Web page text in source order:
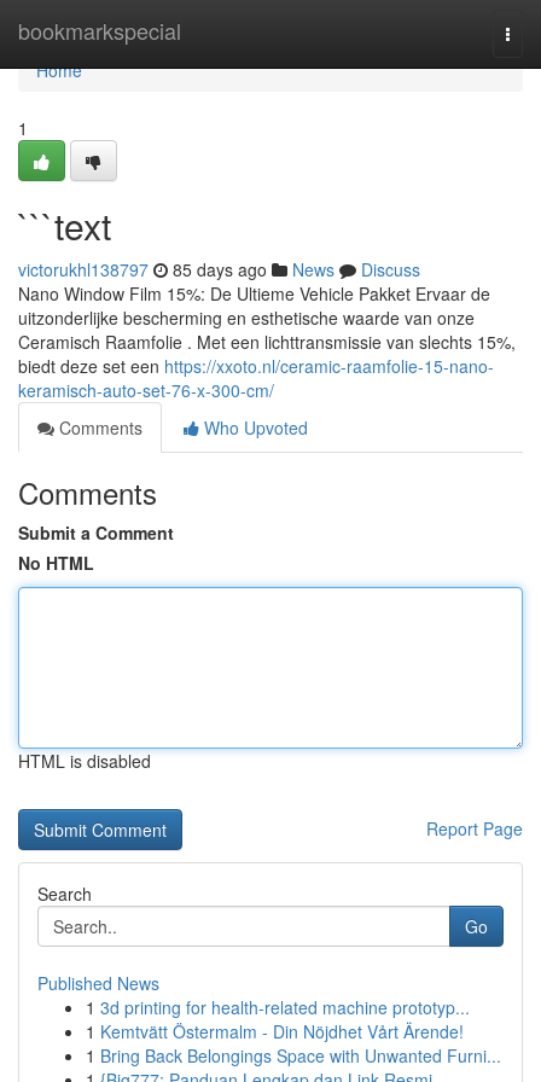
bookmarkspecial
Home
Home
1
```text
victorukhl138797 85 days ago News
Discuss
Nano Window Film 15%: De Ultieme Vehicle Pakket Ervaar de
uitzonderlijke bescherming en esthetische waarde van onze
Ceramisch Raamfolie . Met een lichttransmissie van slechts 15%,
biedt deze set een https://xxoto.nl/ceramic-raamfolie-15-nano-
keramisch-auto-set-76-x-300-cm/
Comments
Who Upvoted
Comments
Submit a Comment
No HTML
HTML is disabled
Report Page
Search
Go
Published News
1 3d printing for health-related machine prototyp...
1 Kemtvätt Östermalm - Din Nöjdhet Vårt Ärende!
1 Bring Back Belongings Space with Unwanted Furni...